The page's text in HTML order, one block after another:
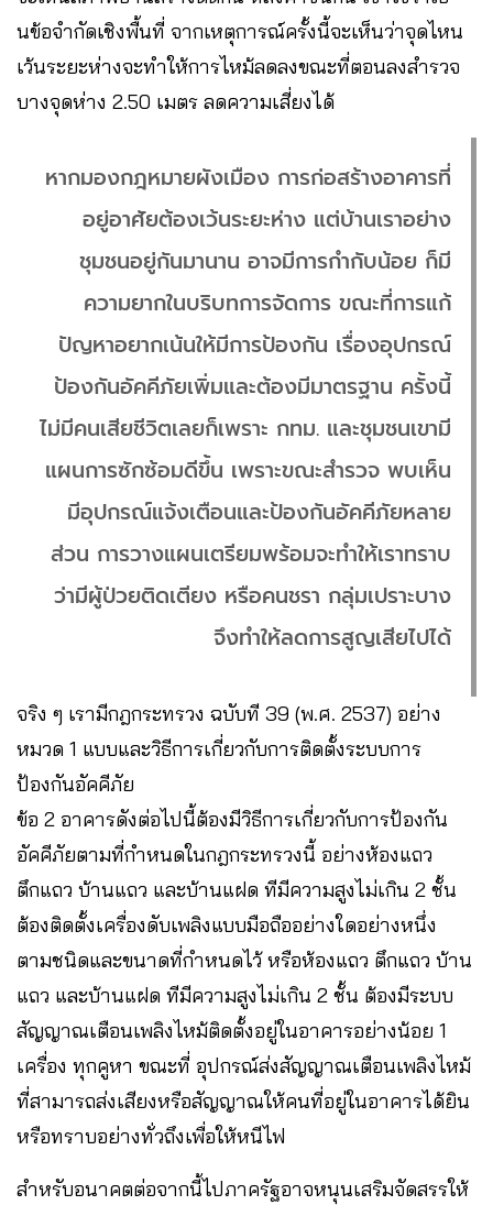
นข้อจำกัดเชิงพื้นที่ จากเหตุการณ์ครั้งนี้จะเห็นว่าจุดไหน
เว้นระยะห่างจะทำให้การไหม้ลดลงขณะที่ตอนลงสำรวจ
บางจุดห่าง 2.50 เมตร ลดความเสี่ยงได้
หากมองกฎหมายผังเมือง การก่อสร้างอาคารที่
อยู่อาศัยต้องเว้นระยะห่าง แต่บ้านเราอย่าง
ชุมชนอยู่กันมานาน อาจมีการกำกับน้อย ก็มี
ความยากในบริบทการจัดการ ขณะที่การแก้
ปัญหาอยากเน้นให้มีการป้องกัน เรื่องอุปกรณ์
ป้องกันอัคคีภัยเพิ่มและต้องมีมาตรฐาน ครั้งนี้
ไม่มีคนเสียชีวิตเลยก็เพราะ กทม. และชุมชนเขามี
แผนการซักซ้อมดีขึ้น เพราะขณะสำรวจ พบเห็น
มีอุปกรณ์แจ้งเตือนและป้องกันอัคคีภัยหลาย
ส่วน การวางแผนเตรียมพร้อมจะทำให้เราทราบ
ว่ามีผู้ป่วยติดเตียง หรือคนชรา กลุ่มเปราะบาง
จึงทำให้ลดการสูญเสียไปได้
จริง ๆ เรามีกฎกระทรวง ฉบับที 39 (พ.ศ. 2537) อย่าง
หมวด 1 แบบและวิธีการเกี่ยวกับการติดตั้งระบบการ
ป้องกันอัคคีภัย
ข้อ 2 อาคารดังต่อไปนี้ต้องมีวิธีการเกี่ยวกับการป้องกัน
อัคคีภัยตามที่กําหนดในกฎกระทรวงนี้ อย่างห้องแถว
ตึกแถว บ้านแถว และบ้านแฝด ทีมีความสูงไม่เกิน 2 ชั้น
ต้องติดตั้งเครื่องดับเพลิงแบบมือถืออย่างใดอย่างหนึ่ง
ตามชนิดและขนาดที่กําหนดไว้ หรือห้องแถว ตึกแถว บ้าน
แถว และบ้านแฝด ทีมีความสูงไม่เกิน 2 ชั้น ต้องมีระบบ
สัญญาณเตือนเพลิงไหม้ติดตั้งอยู่ในอาคารอย่างน้อย 1
เครื่อง ทุกคูหา ขณะที่ อุปกรณ์ส่งสัญญาณเตือนเพลิงไหม้
ที่สามารถส่งเสียงหรือสัญญาณให้คนที่อยู่ในอาคารได้ยิน
หรือทราบอย่างทั่วถึงเพื่อให้หนีไฟ
สำหรับอนาคตต่อจากนี้ไปภาครัฐอาจหนุนเสริมจัดสรรให้